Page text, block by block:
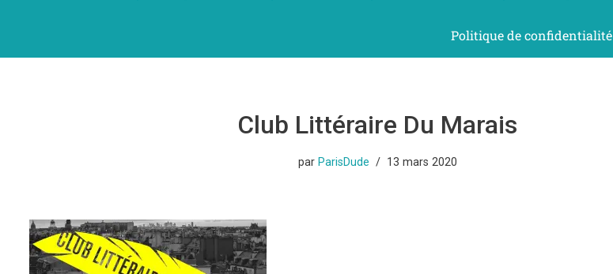
Politique de confidentialité
Club Littéraire Du Marais
par ParisDude 13 mars 2020